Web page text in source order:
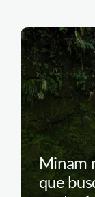
Minam
que